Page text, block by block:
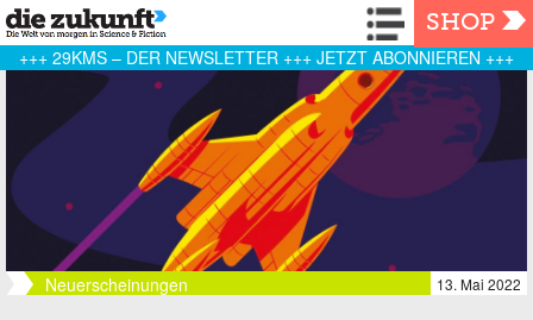
Navigation
SHOP
+++ 29KMS – DER NEWSLETTER +++ JETZT ABONNIEREN +++
Neuerscheinungen 13. Mai 2022